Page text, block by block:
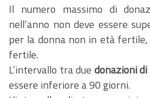
Il numero massimo di
nell’anno non deve essere
per la donna non in età
fertile.
L’intervallo tra due donazioni
essere inferiore a 90 giorni.